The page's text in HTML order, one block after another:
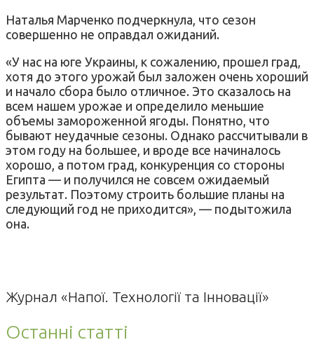
Наталья Марченко подчеркнула, что сезон
совершенно не оправдал ожиданий.
«У нас на юге Украины, к сожалению, прошел град,
хотя до этого урожай был заложен очень хороший
и начало сбора было отличное. Это сказалось на
всем нашем урожае и определило меньшие
объемы замороженной ягоды. Понятно, что
бывают неудачные сезоны. Однако рассчитывали в
этом году на большее, и вроде все начиналось
хорошо, а потом град, конкуренция со стороны
Египта — и получился не совсем ожидаемый
результат. Поэтому строить большие планы на
следующий год не приходится», — подытожила
она.
Журнал «Напої. Технології та Інновації»
Останні статті